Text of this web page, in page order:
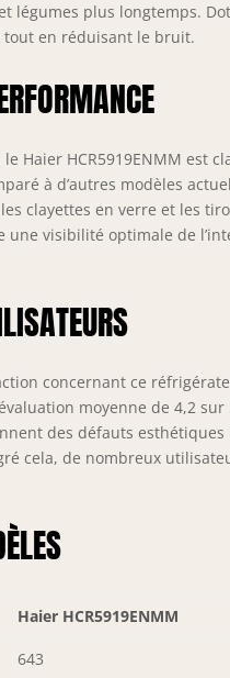
plus longtemps.
tout en réduisant le bruit.
Haier HCR5919ENMM est
à d’autres modèles
clayettes en verre et les
une visibilité optimale de
concernant ce
moyenne de 4,2
des défauts
cela, de nombreux
Haier HCR5919ENMM
643